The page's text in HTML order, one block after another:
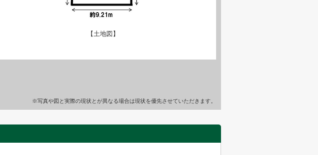
【土地図】
※写真や図と実際の現状とが異なる場合は現状を優先させていただきます。